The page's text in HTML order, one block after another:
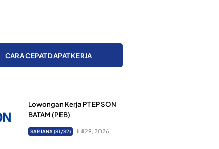
CARA CEPAT DAPAT KERJA
Lowongan Kerja PT EPSON
BATAM (PEB)
SARJANA (S1/S2) Juli 29, 2026